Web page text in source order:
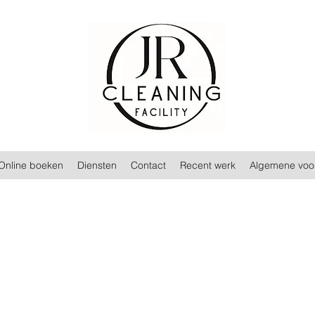
boeken Diensten Contact Recent werk Algemene